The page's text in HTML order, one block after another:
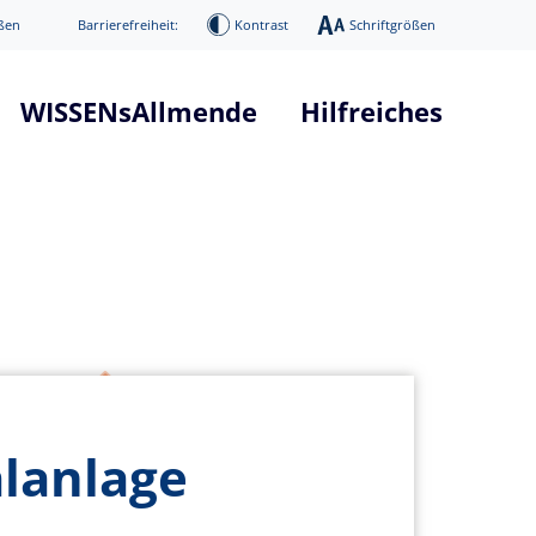
Barrierefreiheit: Kontrast Schriftgrößen
WISSENsAllmende
Hilfreiches
Digitaler Donnerstag